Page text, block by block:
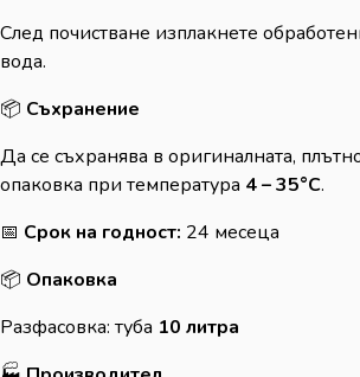
След почистване изплакнете
вода.
📦 Съхранение
Да се съхранява в оригиналната,
опаковка при температура 4 – 35°C.
📅 Срок на годност: 24 месеца
📦 Опаковка
Разфасовка: туба 10 литра